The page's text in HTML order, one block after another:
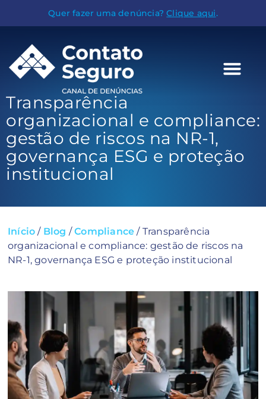
Quer fazer uma denúncia?Clique aqui.
Transparência
organizacional e compliance:
gestão de riscos na NR-1,
governança ESG e proteção
institucional
Início / Blog /Compliance / Transparência
organizacional e compliance: gestão de riscos na
NR-1, governança ESG e proteção institucional